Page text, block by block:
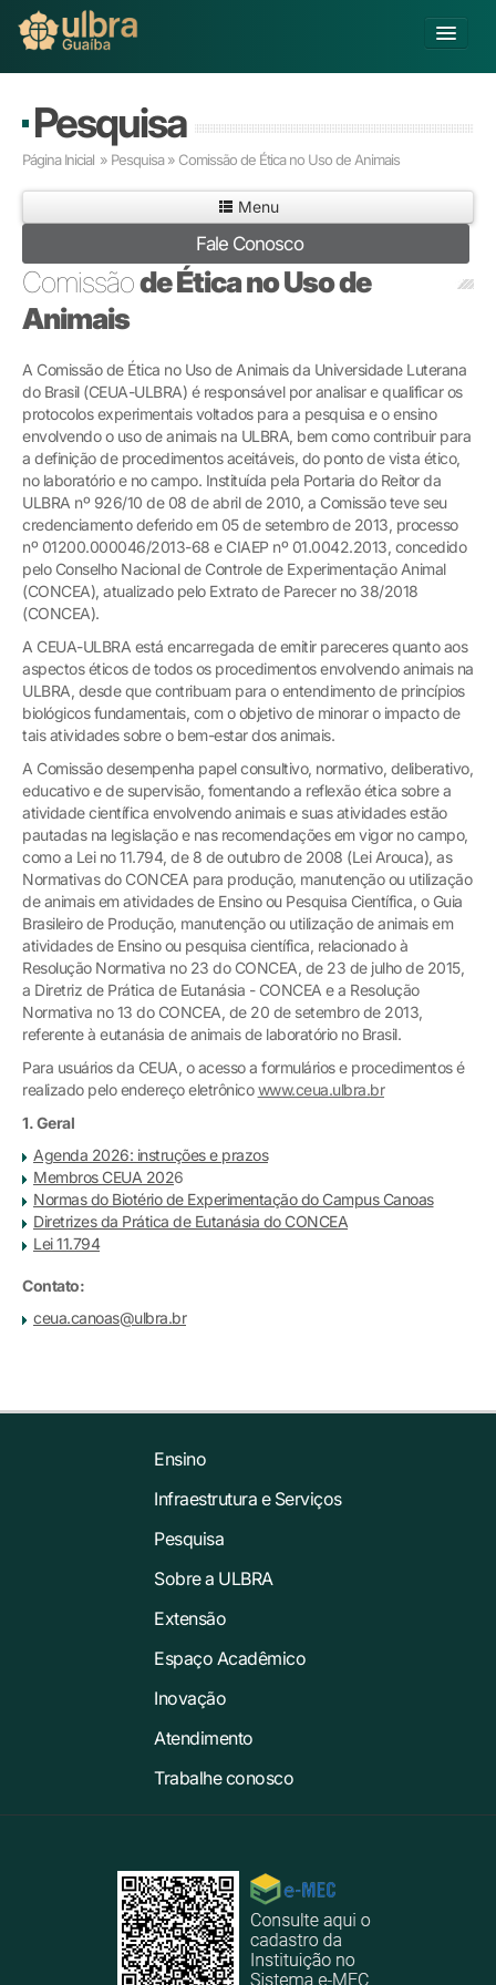
Buscar
Já sou Aluno
Matricule-se
Educação Básica
Graduação
Pós-graduação
Pesquisa
Extensão
Infraestrutura e Serviços
Inovação
Sobre a ULBRA
Pesquisa
Página Inicial » Pesquisa » Comissão de Ética no Uso de Animais
Menu
Fale Conosco
Comissãode Ética no Uso de
Animais
A Comissão de Ética no Uso de Animais da Universidade Luterana
do Brasil (CEUA-ULBRA) é responsável por analisar e qualificar os
protocolos experimentais voltados para a pesquisa e o ensino
envolvendo o uso de animais na ULBRA, bem como contribuir para
a definição de procedimentos aceitáveis, do ponto de vista ético,
no laboratório e no campo. Instituída pela Portaria do Reitor da
ULBRA nº 926/10 de 08 de abril de 2010, a Comissão teve seu
credenciamento deferido em 05 de setembro de 2013, processo
nº 01200.000046/2013-68 e CIAEP nº 01.0042.2013, concedido
pelo Conselho Nacional de Controle de Experimentação Animal
(CONCEA), atualizado pelo Extrato de Parecer no 38/2018
(CONCEA).
A CEUA-ULBRA está encarregada de emitir pareceres quanto aos
aspectos éticos de todos os procedimentos envolvendo animais na
ULBRA, desde que contribuam para o entendimento de princípios
biológicos fundamentais, com o objetivo de minorar o impacto de
tais atividades sobre o bem-estar dos animais.
A Comissão desempenha papel consultivo, normativo, deliberativo,
educativo e de supervisão, fomentando a reflexão ética sobre a
atividade científica envolvendo animais e suas atividades estão
pautadas na legislação e nas recomendações em vigor no campo,
como a Lei no 11.794, de 8 de outubro de 2008 (Lei Arouca), as
Normativas do CONCEA para produção, manutenção ou utilização
de animais em atividades de Ensino ou Pesquisa Científica, o Guia
Brasileiro de Produção, manutenção ou utilização de animais em
atividades de Ensino ou pesquisa científica, relacionado à
Resolução Normativa no 23 do CONCEA, de 23 de julho de 2015,
a Diretriz de Prática de Eutanásia - CONCEA e a Resolução
Normativa no 13 do CONCEA, de 20 de setembro de 2013,
referente à eutanásia de animais de laboratório no Brasil.
Para usuários da CEUA, o acesso a formulários e procedimentos é
realizado pelo endereço eletrônicowww.ceua.ulbra.br
1. Geral
Agenda 2026: instruções e prazos
Membros CEUA 2026
Normas do Biotério de Experimentação do Campus Canoas
Diretrizes da Prática de Eutanásia do CONCEA
Lei 11.794
Contato:
ceua.canoas@ulbra.br
Ensino
Infraestrutura e Serviços
Pesquisa
Sobre a ULBRA
Extensão
Espaço Acadêmico
Inovação
Atendimento
Trabalhe conosco